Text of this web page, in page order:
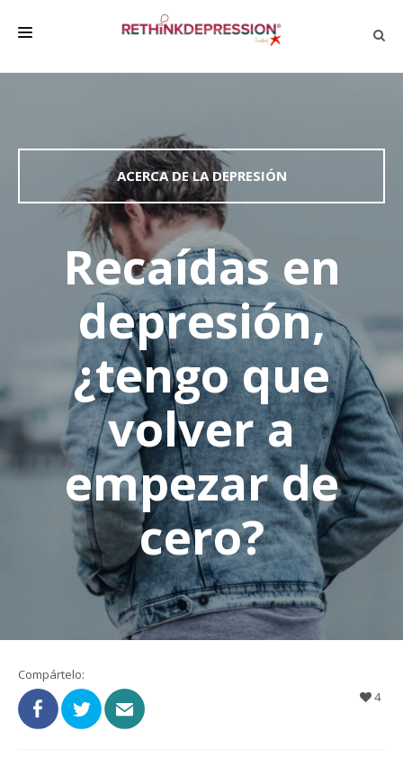
HABLAR CON LOS DEMÁS
BIENESTAR
FAMILIA Y AMIGOS
EMPRESA
DEPRESSÃO SEM RODEIOS
ACERCA DE LA DEPRESIÓN
Recaídas en
depresión,
¿tengo que
volver a
empezar de
cero?
Compártelo:
4